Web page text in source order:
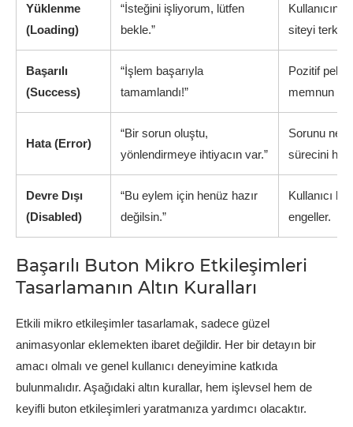
Yüklenme
(Loading)
“İsteğini işliyorum, lütfen
bekle.”
siteyi terk
Başarılı
(Success)
“İşlem başarıyla
tamamlandı!”
Pozitif
memnun
Hata (Error)
“Bir sorun oluştu,
yönlendirmeye ihtiyacın var.”
Sorunu net
sürecini
Devre Dışı
(Disabled)
“Bu eylem için henüz hazır
değilsin.”
Kullanıcı
engeller.
Başarılı Buton Mikro Etkileşimleri
Tasarlamanın Altın Kuralları
Etkili mikro etkileşimler tasarlamak, sadece güzel
animasyonlar eklemekten ibaret değildir. Her bir detayın bir
amacı olmalı ve genel kullanıcı deneyimine katkıda
bulunmalıdır. Aşağıdaki altın kurallar, hem işlevsel hem de
keyifli buton etkileşimleri yaratmanıza yardımcı olacaktır.